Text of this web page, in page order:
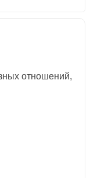
отношений,